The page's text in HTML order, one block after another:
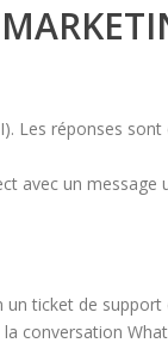
Les réponses
avec un
ticket de support
la conversation